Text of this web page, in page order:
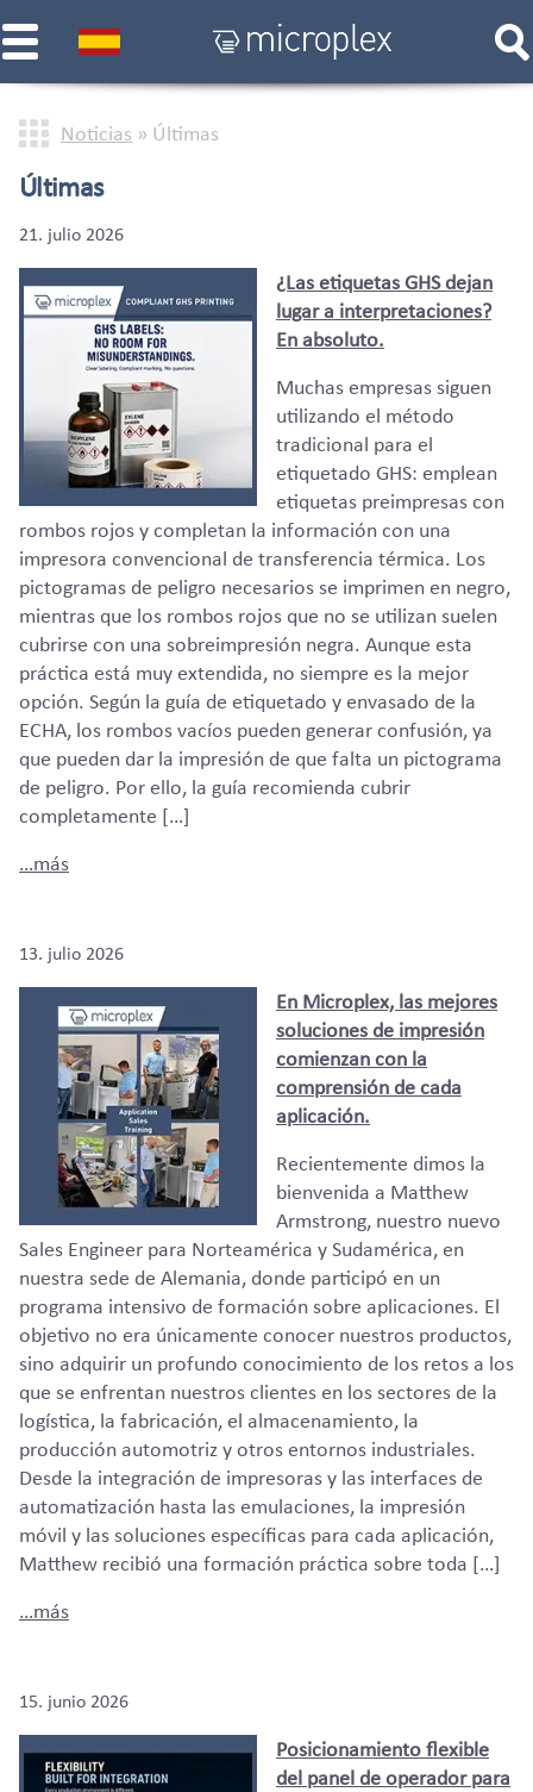
Noticias » Últimas
Últimas
21. julio 2026
¿Las etiquetas GHS dejan
lugar a interpretaciones?
En absoluto.
Muchas empresas siguen
utilizando el método
tradicional para el
etiquetado GHS: emplean
etiquetas preimpresas con
rombos rojos y completan la información con una
impresora convencional de transferencia térmica. Los
pictogramas de peligro necesarios se imprimen en negro,
mientras que los rombos rojos que no se utilizan suelen
cubrirse con una sobreimpresión negra. Aunque esta
práctica está muy extendida, no siempre es la mejor
opción. Según la guía de etiquetado y envasado de la
ECHA, los rombos vacíos pueden generar confusión, ya
que pueden dar la impresión de que falta un pictograma
de peligro. Por ello, la guía recomienda cubrir
completamente […]
…más
13. julio 2026
En Microplex, las mejores
soluciones de impresión
comienzan con la
comprensión de cada
aplicación.
Recientemente dimos la
bienvenida a Matthew
Armstrong, nuestro nuevo
Sales Engineer para Norteamérica y Sudamérica, en
nuestra sede de Alemania, donde participó en un
programa intensivo de formación sobre aplicaciones. El
objetivo no era únicamente conocer nuestros productos,
sino adquirir un profundo conocimiento de los retos a los
que se enfrentan nuestros clientes en los sectores de la
logística, la fabricación, el almacenamiento, la
producción automotriz y otros entornos industriales.
Desde la integración de impresoras y las interfaces de
automatización hasta las emulaciones, la impresión
móvil y las soluciones específicas para cada aplicación,
Matthew recibió una formación práctica sobre toda […]
…más
15. junio 2026
Posicionamiento flexible
del panel de operador para